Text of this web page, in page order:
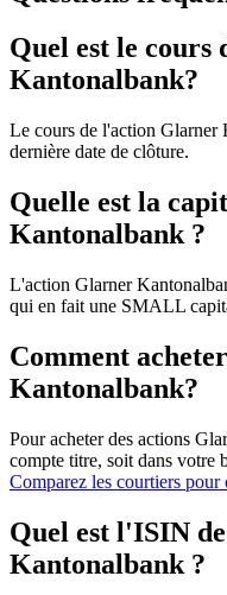
Quel est le
Kantonalbank?
Le cours de l'action Glarner
dernière date de clôture.
Quelle est la
Kantonalbank ?
L'action Glarner
qui en fait une SMALL
Comment
Kantonalbank?
Pour acheter des actions
compte titre, soit dans votre
Comparez les courtiers
Quel est l'ISIN
Kantonalbank ?